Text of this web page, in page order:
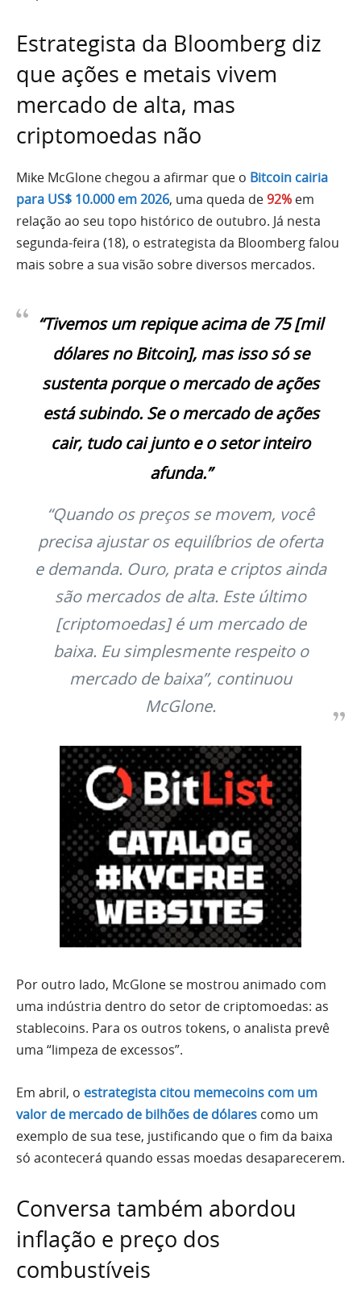
Estrategista da Bloomberg diz
que ações e metais vivem
mercado de alta, mas
criptomoedas não
Mike McGlone chegou a afirmar que o Bitcoin cairia
para US$ 10.000 em 2026, uma queda de92% em
relação ao seu topo histórico de outubro. Já nesta
segunda-feira (18), o estrategista da Bloomberg falou
mais sobre a sua visão sobre diversos mercados.
“Tivemos um repique acima de 75 [mil
dólares no Bitcoin], mas isso só se
sustenta porque o mercado de ações
está subindo. Se o mercado de ações
cair, tudo cai junto e o setor inteiro
afunda.”
“Quando os preços se movem, você
precisa ajustar os equilíbrios de oferta
e demanda. Ouro, prata e criptos ainda
são mercados de alta. Este último
[criptomoedas] é um mercado de
baixa. Eu simplesmente respeito o
mercado de baixa”, continuou
McGlone.
Por outro lado, McGlone se mostrou animado com
uma indústria dentro do setor de criptomoedas: as
stablecoins. Para os outros tokens, o analista prevê
uma “limpeza de excessos”.
Em abril, o estrategista citou memecoins com um
valor de mercado de bilhões de dólares como um
exemplo de sua tese, justificando que o fim da baixa
só acontecerá quando essas moedas desaparecerem.
Conversa também abordou
inflação e preço dos
combustíveis